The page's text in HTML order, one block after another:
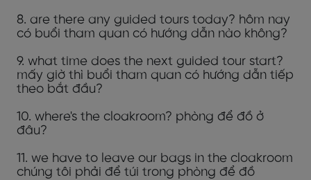
8. are there any guided tours today? hôm nay
có buổi tham quan có hướng dẫn nào không?
9. what time does the next guided tour start?
mấy giờ thì buổi tham quan có hướng dẫn tiếp
theo bắt đầu?
10. where's the cloakroom? phòng để đồ ở
đâu?
11. we have to leave our bags in the cloakroom
chúng tôi phải để túi trong phòng để đồ